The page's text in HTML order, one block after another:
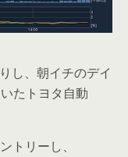
し、朝イチのデイ
たトヨタ自動
トリーし、